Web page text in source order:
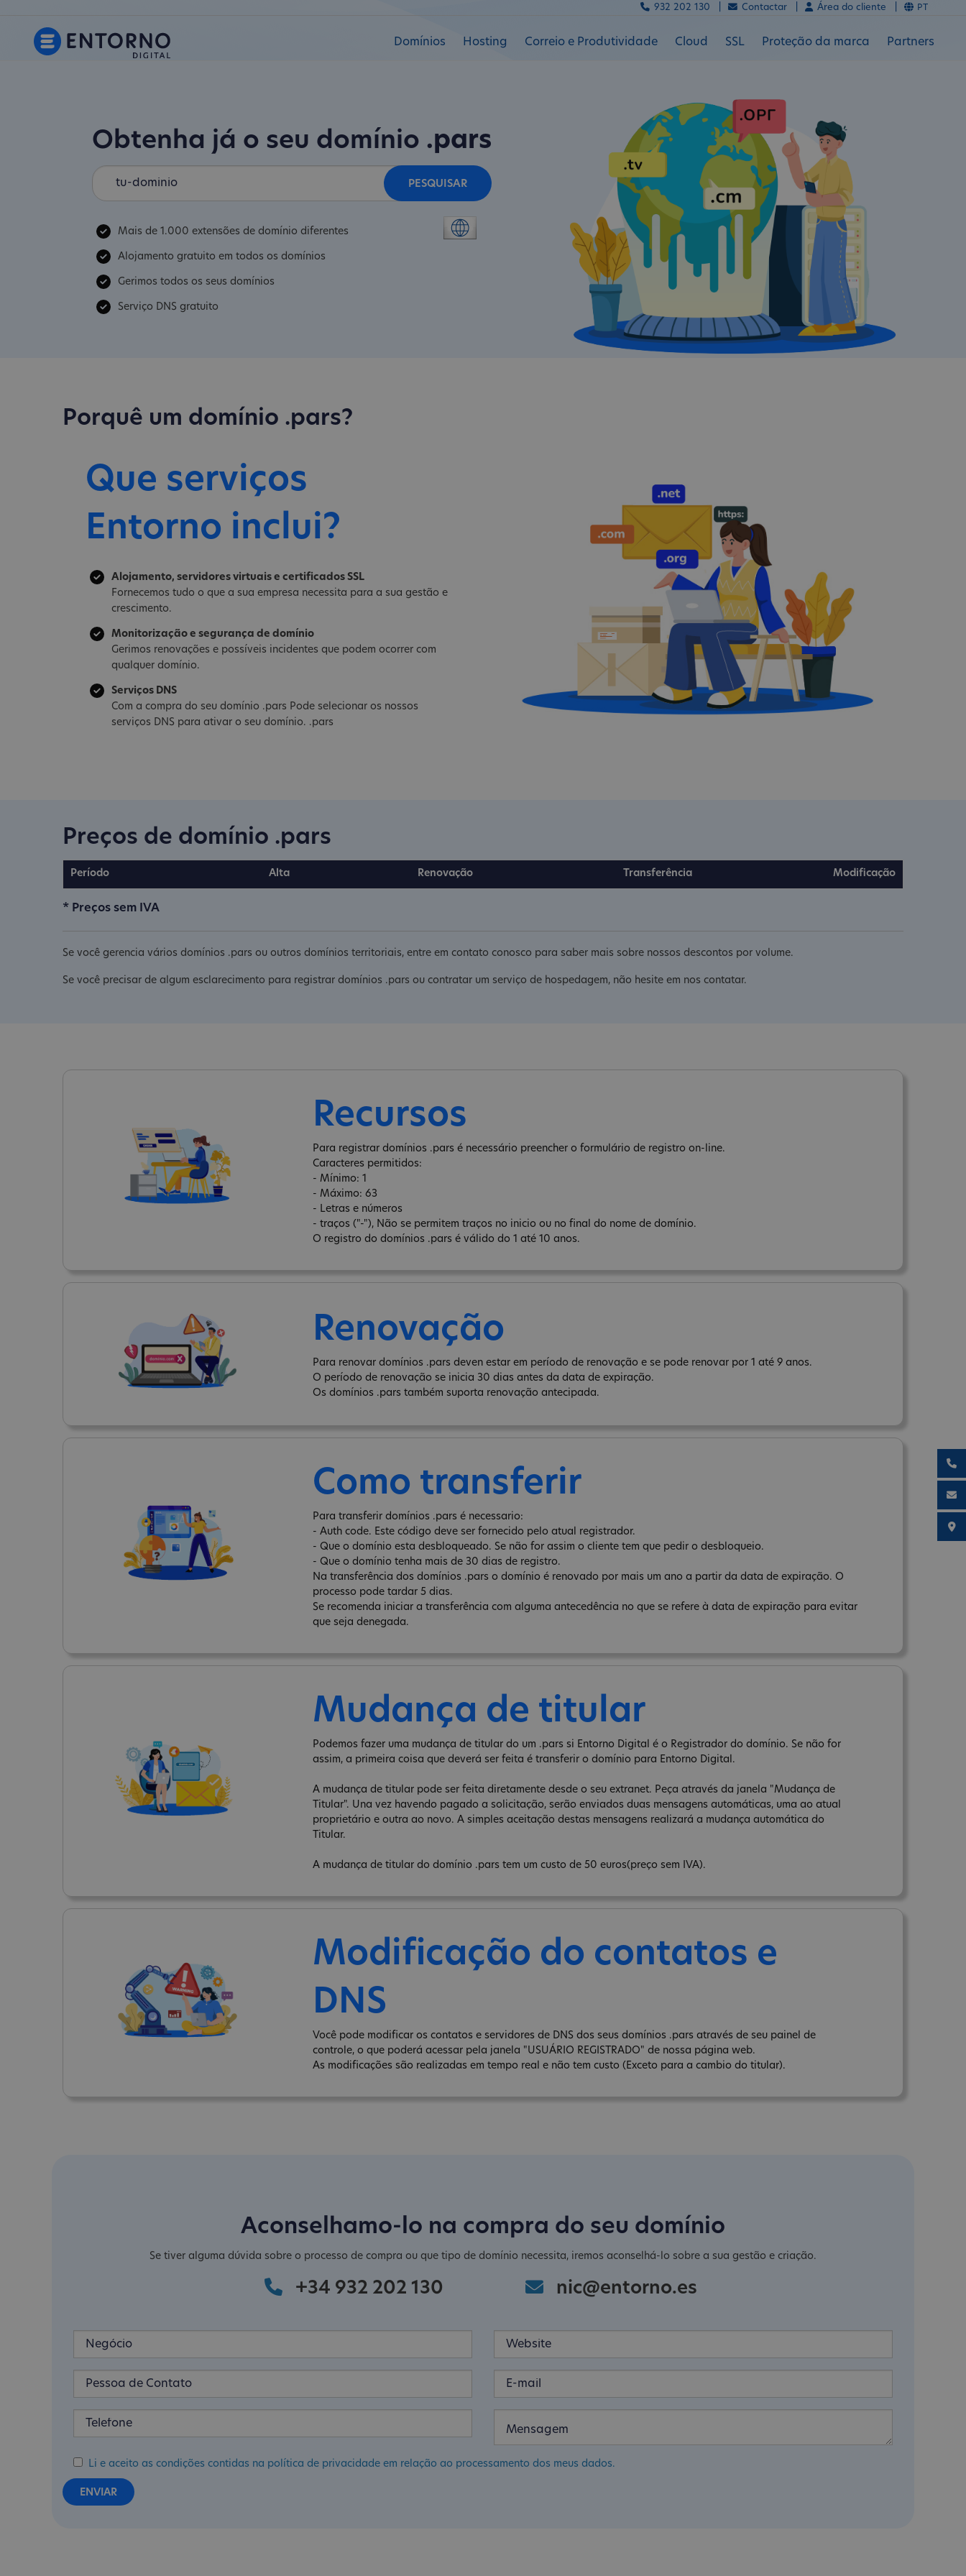
Domínios Hosting Correio e Produtividade Cloud SSL Proteção da marca Partners
932 202 130 | Contactar | Área do cliente | PT
Obtenha já o seu domínio .pars
PESQUISAR
Mais de 1.000 extensões de domínio diferentes
Alojamento gratuito em todos os domínios
Gerimos todos os seus domínios
Serviço DNS gratuito
Porquê um domínio .pars?
Que serviços
Entorno inclui?
Alojamento, servidores virtuais e certificados SSL
Fornecemos tudo o que a sua empresa necessita para a sua gestão e
crescimento.
Monitorização e segurança de domínio
Gerimos renovações e possíveis incidentes que podem ocorrer com
qualquer domínio.
Serviços DNS
Com a compra do seu domínio .pars Pode selecionar os nossos
serviços DNS para ativar o seu domínio. .pars
Preços de domínio .pars
Período Alta Renovação Transferência Modificação
* Preços sem IVA
Se você gerencia vários domínios .pars ou outros domínios territoriais, entre em contato conosco para saber mais sobre nossos descontos por volume.
Se você precisar de algum esclarecimento para registrar domínios .pars ou contratar um serviço de hospedagem, não hesite em nos contatar.
Recursos
Para registrar domínios .pars é necessário preencher o formulário de registro on-line.
Caracteres permitidos:
- Mínimo: 1
- Máximo: 63
- Letras e números
- traços ("-"), Não se permitem traços no inicio ou no final do nome de domínio.
O registro do domínios .pars é válido do 1 até 10 anos.
Renovação
Para renovar domínios .pars deven estar em período de renovação e se pode renovar por 1 até 9 anos.
O período de renovação se inicia 30 dias antes da data de expiração.
Os domínios .pars também suporta renovação antecipada.
Como transferir
Para transferir domínios .pars é necessario:
- Auth code. Este código deve ser fornecido pelo atual registrador.
- Que o domínio esta desbloqueado. Se não for assim o cliente tem que pedir o desbloqueio.
- Que o domínio tenha mais de 30 dias de registro.
Na transferência dos domínios .pars o domínio é renovado por mais um ano a partir da data de expiração. O
processo pode tardar 5 dias.
Se recomenda iniciar a transferência com alguma antecedência no que se refere à data de expiração para evitar
que seja denegada.
Mudança de titular
Podemos fazer uma mudança de titular do um .pars si Entorno Digital é o Registrador do domínio. Se não for
assim, a primeira coisa que deverá ser feita é transferir o domínio para Entorno Digital.
A mudança de titular pode ser feita diretamente desde o seu extranet. Peça através da janela "Mudança de
Titular". Una vez havendo pagado a solicitação, serão enviados duas mensagens automáticas, uma ao atual
proprietário e outra ao novo. A simples aceitação destas mensagens realizará a mudança automática do
Titular.
A mudança de titular do domínio .pars tem um custo de 50 euros(preço sem IVA).
Modificação do contatos e
DNS
Você pode modificar os contatos e servidores de DNS dos seus domínios .pars através de seu painel de
controle, o que poderá acessar pela janela "USUÁRIO REGISTRADO" de nossa página web.
As modificações são realizadas em tempo real e não tem custo (Exceto para a cambio do titular).
Aconselhamo-lo na compra do seu domínio
Se tiver alguma dúvida sobre o processo de compra ou que tipo de domínio necessita, iremos aconselhá-lo sobre a sua gestão e criação.
+34 932 202 130 nic@entorno.es
Li e aceito as condições contidas na política de privacidade em relação ao processamento dos meus dados.